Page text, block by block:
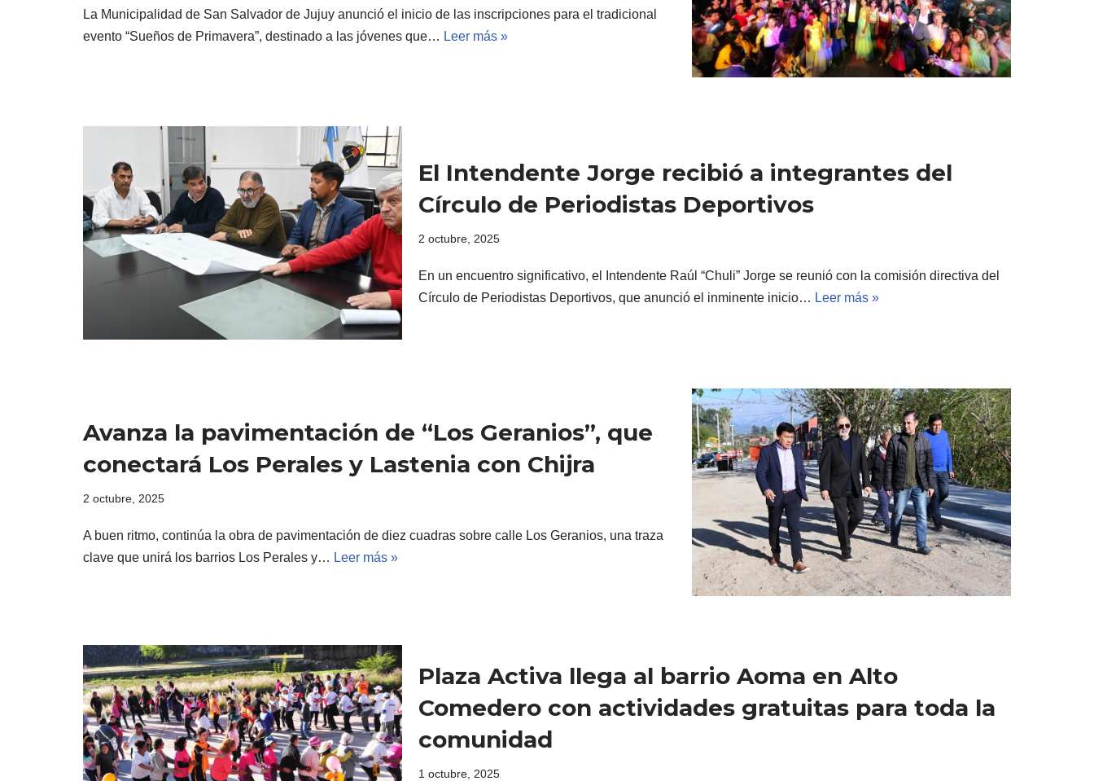
La Municipalidad de San Salvador de Jujuy anunció el inicio de las inscripciones para el tradicional
evento “Sueños de Primavera”, destinado a las jóvenes que… Leer más »
El Intendente Jorge recibió a integrantes del
Círculo de Periodistas Deportivos
2 octubre, 2025
En un encuentro significativo, el Intendente Raúl “Chuli” Jorge se reunió con la comisión directiva del
Círculo de Periodistas Deportivos, que anunció el inminente inicio… Leer más »
Avanza la pavimentación de “Los Geranios”, que
conectará Los Perales y Lastenia con Chijra
2 octubre, 2025
A buen ritmo, continúa la obra de pavimentación de diez cuadras sobre calle Los Geranios, una traza
clave que unirá los barrios Los Perales y… Leer más »
Plaza Activa llega al barrio Aoma en Alto
Comedero con actividades gratuitas para toda la
comunidad
1 octubre, 2025